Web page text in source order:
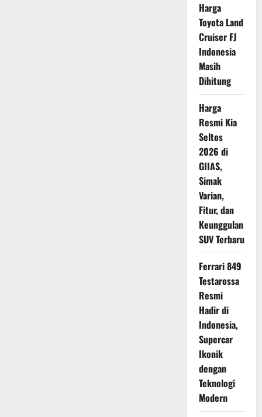
Harga
Toyota Land
Cruiser FJ
Indonesia
Masih
Dihitung
Harga
Resmi Kia
Seltos
2026 di
GIIAS,
Simak
Varian,
Fitur, dan
Keunggulan
SUV Terbaru
Ferrari 849
Testarossa
Resmi
Hadir di
Indonesia,
Supercar
Ikonik
dengan
Teknologi
Modern